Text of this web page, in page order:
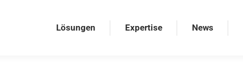
Lösungen Expertise News
Lösungen Expertise News